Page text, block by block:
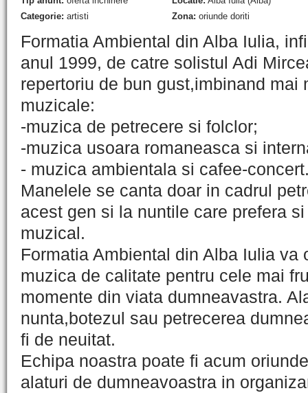
Categorie: artisti
Zona: oriunde doriti
Formatia Ambiental din Alba Iulia,
anul 1999, de catre solistul Adi
repertoriu de bun gust,imbinand mai
muzicale:
-muzica de petrecere si folclor;
-muzica usoara romaneasca si
- muzica ambientala si cafee-
Manelele se canta doar in cadrul
acest gen si la nuntile care prefera
muzical.
Formatia Ambiental din Alba Iulia va
muzica de calitate pentru cele mai
momente din viata dumneavastra.
nunta,botezul sau petrecerea
fi de neuitat.
Echipa noastra poate fi acum
alaturi de dumneavoastra in